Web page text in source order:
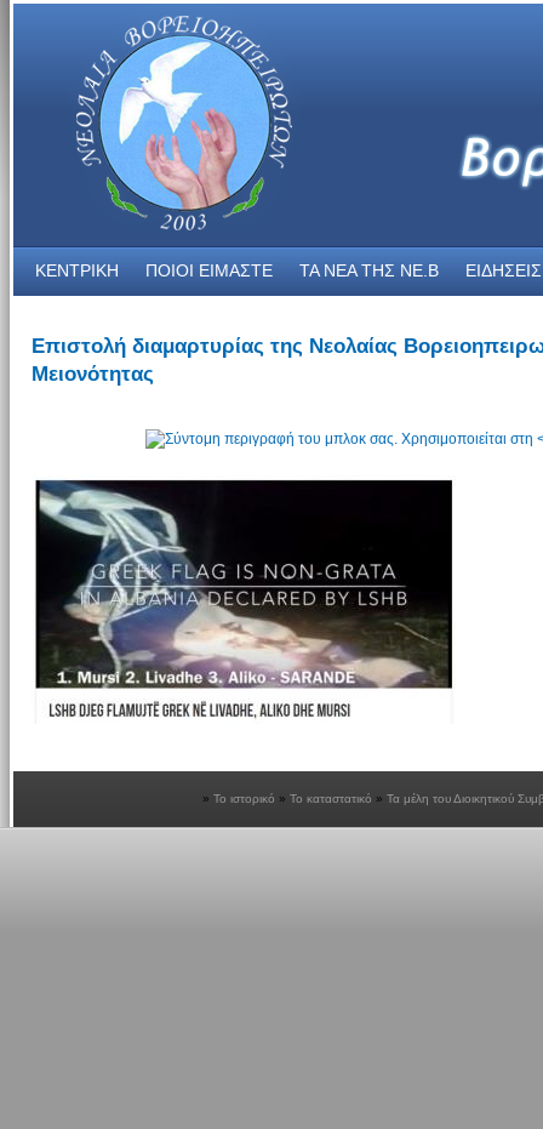
ΚΕΝΤΡΙΚΗ ΠΟΙΟΙ ΕΙΜΑΣΤΕ ΤΑ ΝΕΑ THΣ NE.B ΕΙΔΗΣΕΙΣ
Επιστολή διαμαρτυρίας της Νεολαίας
Μειονότητας
Το ιστορικό Το καταστατικό Τα μέλη του Διοικητικού